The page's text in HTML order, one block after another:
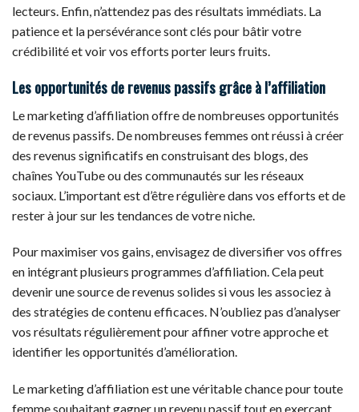
lecteurs. Enfin, n’attendez pas des résultats immédiats. La
patience et la persévérance sont clés pour bâtir votre
crédibilité et voir vos efforts porter leurs fruits.
Les opportunités de revenus passifs grâce à l’affiliation
Le marketing d’affiliation offre de nombreuses opportunités
de revenus passifs. De nombreuses femmes ont réussi à créer
des revenus significatifs en construisant des blogs, des
chaînes YouTube ou des communautés sur les réseaux
sociaux. L’important est d’être régulière dans vos efforts et de
rester à jour sur les tendances de votre niche.
Pour maximiser vos gains, envisagez de diversifier vos offres
en intégrant plusieurs programmes d’affiliation. Cela peut
devenir une source de revenus solides si vous les associez à
des stratégies de contenu efficaces. N’oubliez pas d’analyser
vos résultats régulièrement pour affiner votre approche et
identifier les opportunités d’amélioration.
Le marketing d’affiliation est une véritable chance pour toute
femme souhaitant gagner un revenu passif tout en exerçant